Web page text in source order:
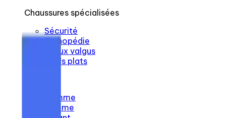
Chaussures spécialisées
Sécurité
Orthopédie
Hallux valgus
Pieds plats
Homme
Femme